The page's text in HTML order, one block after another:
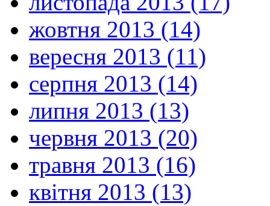
жовтня 2013 (14)
вересня 2013 (11)
серпня 2013 (14)
липня 2013 (13)
червня 2013 (20)
травня 2013 (16)
квітня 2013 (13)